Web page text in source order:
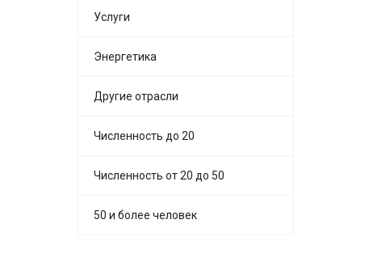
Услуги
Энергетика
Другие отрасли
Численность до 20
Численность от 20 до 50
50 и более человек